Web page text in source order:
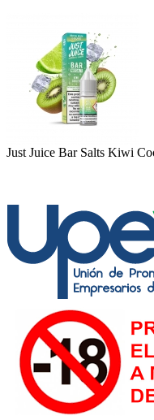
Just Juice Bar Salts Kiwi